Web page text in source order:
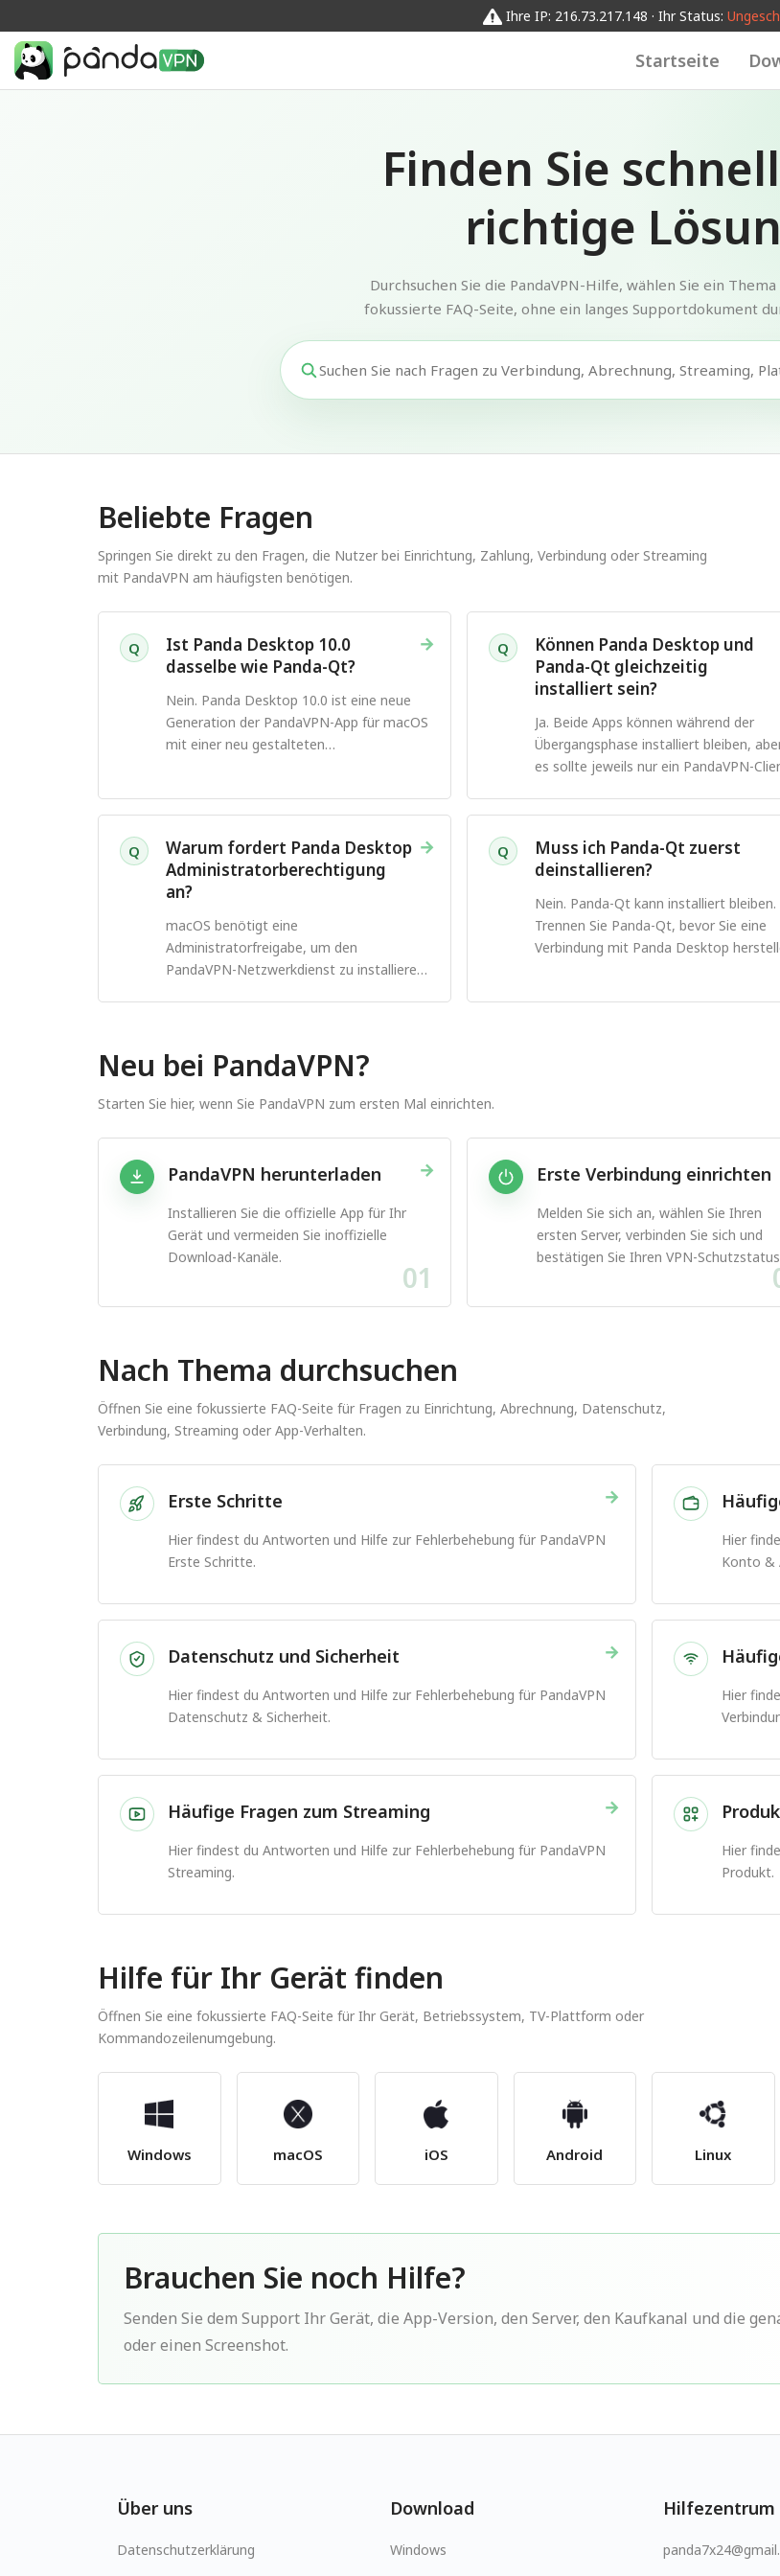
Ihre IP: 216.73.217.148 · Ihr Status:
Startseite
Finden Sie
richtige
Durchsuchen Sie die PandaVPN-Hilfe, wählen Sie ein
fokussierte FAQ-Seite, ohne ein langes Supportdokument
Beliebte Fragen
Springen Sie direkt zu den Fragen, die Nutzer bei Einrichtung, Zahlung, Verbindung oder Streaming
mit PandaVPN am häufigsten benötigen.
Q →
Ist Panda Desktop 10.0
dasselbe wie Panda-Qt?
Nein. Panda Desktop 10.0 ist eine neue
Generation der PandaVPN-App für macOS
mit einer neu gestalteten
Q
Können Panda Desktop und
Panda-Qt gleichzeitig
installiert sein?
Ja. Beide Apps können während der
Übergangsphase installiert bleiben,
es sollte jeweils nur ein PandaVPN-
Q →
Warum fordert Panda Desktop
Administratorberechtigung
an?
macOS benötigt eine
Administratorfreigabe, um den
PandaVPN-Netzwerkdienst zu installieren
Q
Muss ich Panda-Qt zuerst
deinstallieren?
Nein. Panda-Qt kann installiert bleiben.
Trennen Sie Panda-Qt, bevor Sie eine
Verbindung mit Panda Desktop
Neu bei PandaVPN?
Starten Sie hier, wenn Sie PandaVPN zum ersten Mal einrichten.
→
PandaVPN herunterladen
Installieren Sie die offizielle App für Ihr
Gerät und vermeiden Sie inoffizielle
Download-Kanäle.
01
Erste Verbindung einrichten
Melden Sie sich an, wählen Sie Ihren
ersten Server, verbinden Sie sich und
bestätigen Sie Ihren VPN-
Nach Thema durchsuchen
Öffnen Sie eine fokussierte FAQ-Seite für Fragen zu Einrichtung, Abrechnung, Datenschutz,
Verbindung, Streaming oder App-Verhalten.
→
Erste Schritte
Hier findest du Antworten und Hilfe zur Fehlerbehebung für PandaVPN
Erste Schritte.
Hier
Konto &
→
Datenschutz und Sicherheit
Hier findest du Antworten und Hilfe zur Fehlerbehebung für PandaVPN
Datenschutz & Sicherheit.
Hier
→
Häufige Fragen zum Streaming
Hier findest du Antworten und Hilfe zur Fehlerbehebung für PandaVPN
Streaming.
Hier
Produkt.
Hilfe für Ihr Gerät finden
Öffnen Sie eine fokussierte FAQ-Seite für Ihr Gerät, Betriebssystem, TV-Plattform oder
Kommandozeilenumgebung.
Windows macOS iOS Android Linux
Brauchen Sie noch Hilfe?
Senden Sie dem Support Ihr Gerät, die App-Version, den Server, den Kaufkanal und die
oder einen Screenshot.
Über uns
Datenschutzerklärung
Download
Windows
Hilfezentrum